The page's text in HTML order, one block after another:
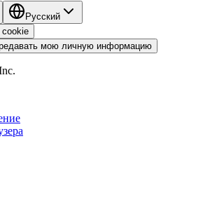
Pyccкий
мою личную информацию